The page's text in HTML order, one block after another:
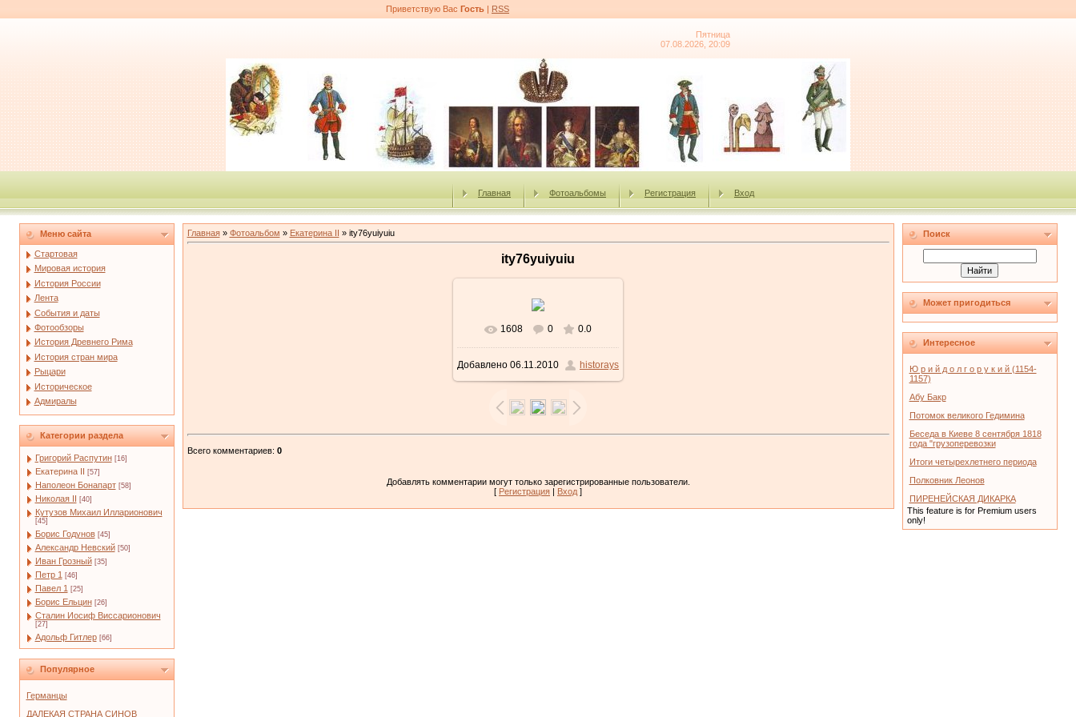
Приветствую Вас Гость | RSS
Пятница
07.08.2026, 20:09
Главная Фотоальбомы Регистрация Вход
Меню сайта
Стартовая
Мировая история
История России
Лента
События и даты
Фотообзоры
История Древнего Рима
История стран мира
Рыцари
Историческое
Адмиралы
Категории раздела
Григорий Распутин [16]
Екатерина II [57]
Наполеон Бонапарт [58]
Николая II [40]
Кутузов Михаил Илларионович
[45]
Борис Годунов [45]
Александр Невский [50]
Иван Грозный [35]
Петр 1 [46]
Павел 1 [25]
Борис Ельцин [26]
Сталин Иосиф Виссарионович
[27]
Адольф Гитлер [66]
Популярное
Германцы
ДАЛЕКАЯ СТРАНА СИНОВ
Главная» Фотоальбом » Екатерина II » ity76yuiyuiu
ity76yuiyuiu
1608 0 0.0
Добавлено 06.11.2010 historays
Всего комментариев: 0
Добавлять комментарии могут только зарегистрированные пользователи.
[ Регистрация | Вход ]
Поиск
Может пригодиться
Интересное
Ю р и й д о л г о р у к и й (1154-
1157)
Абу Бакр
Потомок великого Гедимина
Беседа в Киеве 8 сентября 1818
года "грузоперевозки
Итоги четырехлетнего периода
Полковник Леонов
ПИРЕНЕЙСКАЯ ДИКАРКА
This feature is for Premium users
only!